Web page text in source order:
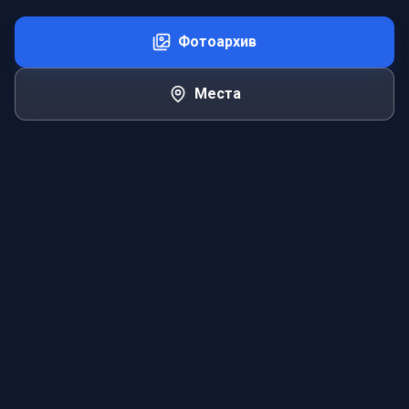
Фотоархив
Места